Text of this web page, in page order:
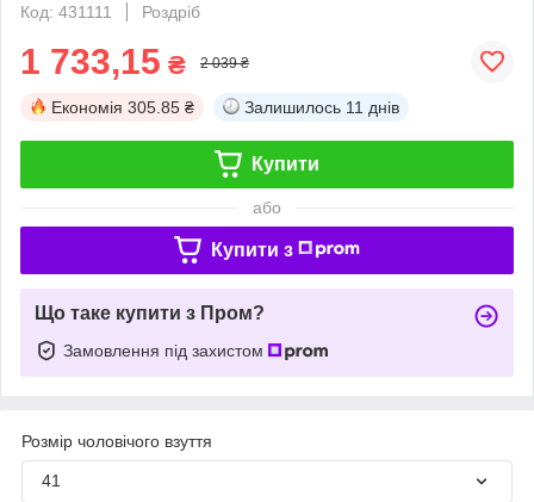
Код: 431111
Роздріб
1 733,15 ₴ 2 039 ₴
Економія 305.85 ₴ Залишилось 11 днів
Купити
або
Купити з
Що таке купити з Пром?
Замовлення під захистом
Розмір чоловічого взуття
41